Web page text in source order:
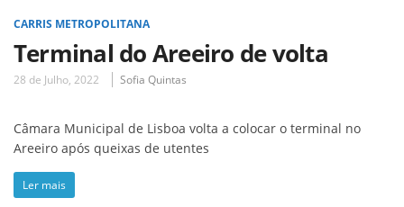
CARRIS METROPOLITANA
Terminal do Areeiro de volta
28 de Julho, 2022 Sofia Quintas
Câmara Municipal de Lisboa volta a colocar o terminal no
Areeiro após queixas de utentes
Ler mais